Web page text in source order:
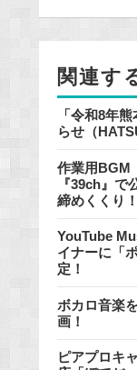
o
o
関連す
「令和8年
らせ（
作業用BGM
『39ch』で
締めくくり！
YouTube
イナーに「
定！
ボカロ音楽
画！
ピアプロキ